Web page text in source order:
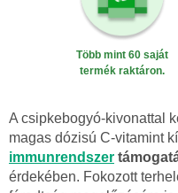
Több mint 60 saját
termék raktáron.
A csipkebogyó-kivonattal
magas dózisú C-vitamint
immunrendszer
érdekében. Fokozott